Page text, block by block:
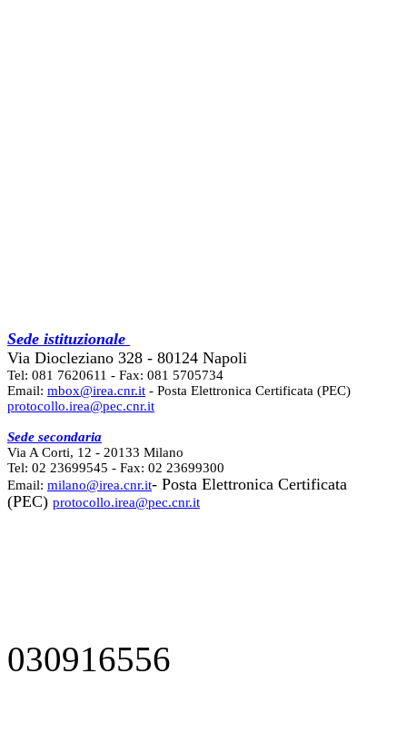
Sede istituzionale
Via Diocleziano 328 - 80124 Napoli
Tel: 081 7620611 - Fax: 081 5705734
Email: mbox@irea.cnr.it - Posta Elettronica Certificata (PEC)
protocollo.irea@pec.cnr.it
Sede secondaria
Via A Corti, 12 - 20133 Milano
Tel: 02 23699545 - Fax: 02 23699300
Email: milano@irea.cnr.it- Posta Elettronica Certificata
(PEC) protocollo.irea@pec.cnr.it
030916556